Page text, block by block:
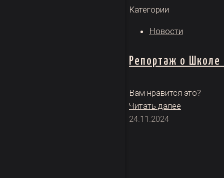
Категории
Новости
Репортаж о Школе
Вам нравится это?
Читать далее
24.11.2024